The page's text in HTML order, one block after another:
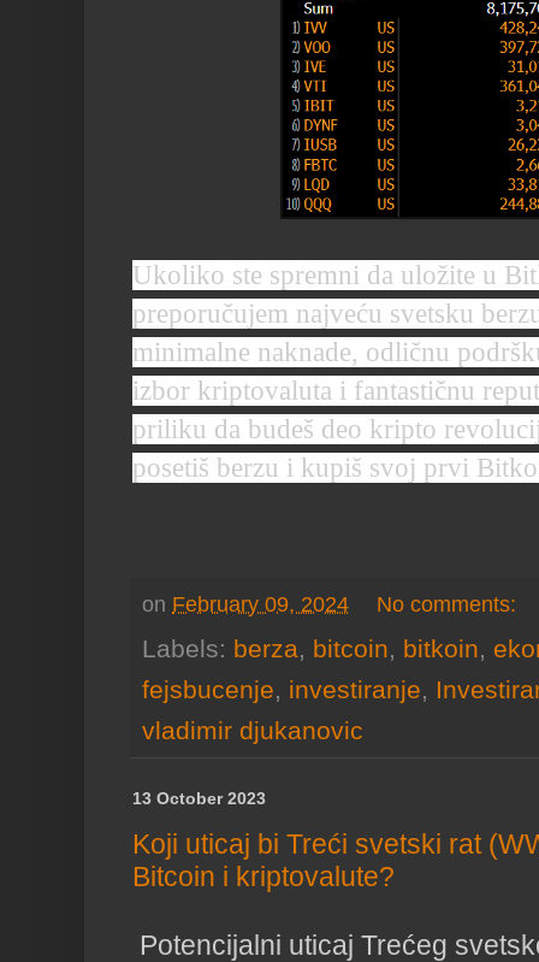
Ukoliko ste spremni da uložite u
preporučujem najveću svetsku
minimalne naknade, odličnu
izbor kriptovaluta i fantastičnu
priliku da budeš deo kripto
posetiš berzu i kupiš svoj prvi
on February 09, 2024 No comments:
Labels: berza, bitcoin, bitkoin,
fejsbucenje, investiranje,
vladimir djukanovic
13 October 2023
Koji uticaj bi Treći svetski rat
Bitcoin i kriptovalute?
Potencijalni uticaj Trećeg